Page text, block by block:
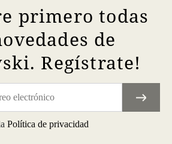
primero todas
de
Regístrate!
Política de privacidad